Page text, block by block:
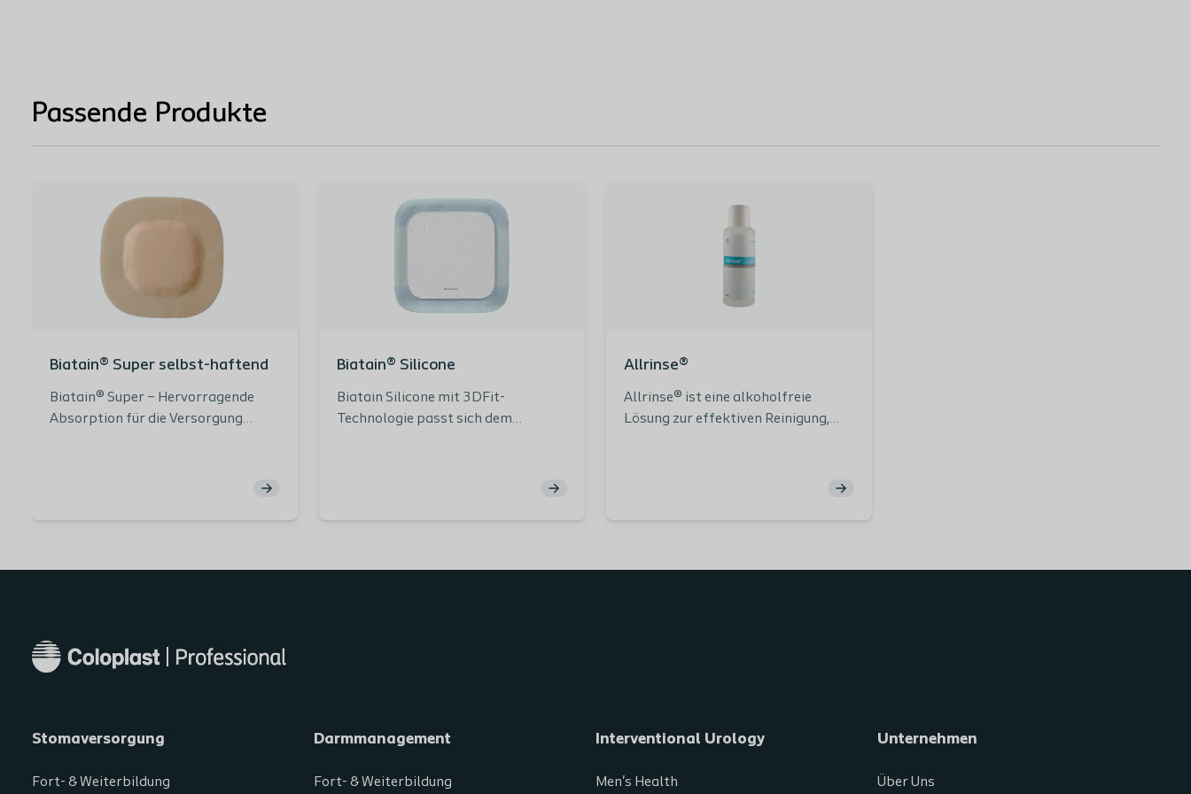
334880 - Ferse - 19x20 cm - Erstattungsfähig:
Passende Produkte
Biatain® Super selbst-haftend
Biatain® Super – Hervorragende
Absorption für die Versorgung
Wundheilung. Einfache All-in-One-
Biatain® Silicone
Biatain Silicone mit 3DFit-
Technologie passt sich dem
Ansammlung von Exsudat und damit
Infektionsrisiko.
Allrinse®
Allrinse® ist eine alkoholfreie
Lösung zur effektiven Reinigung,
Stomaversorgung
Fort- & Weiterbildung
Darmmanagement
Fort- & Weiterbildung
Interventional Urology
Men's Health
Unternehmen
Über Uns